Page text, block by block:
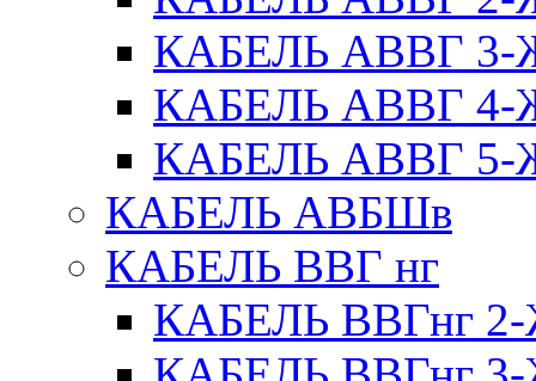
КАБЕЛЬ АВВГ
КАБЕЛЬ АВВГ
КАБЕЛЬ АВВГ
КАБЕЛЬ АВБШв
КАБЕЛЬ ВВГ нг
КАБЕЛЬ ВВГнг